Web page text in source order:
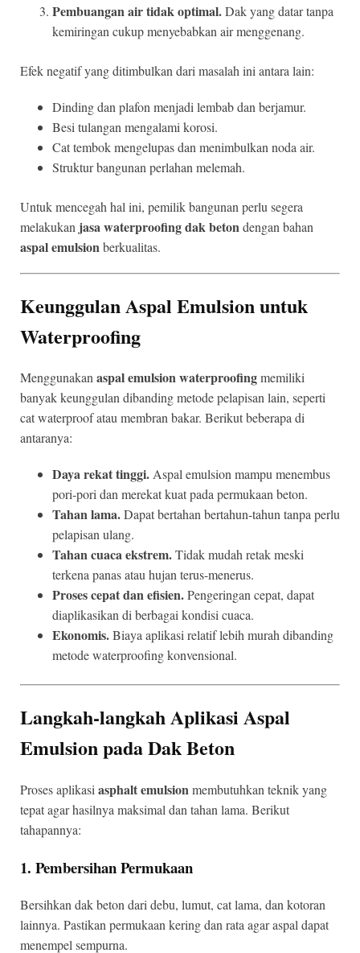
Pembuangan air tidak optimal.Dak yang datar tanpa
kemiringan cukup menyebabkan air menggenang.
Efek negatif yang ditimbulkan dari masalah ini antara lain:
Dinding dan plafon menjadi lembab dan berjamur.
Besi tulangan mengalami korosi.
Cat tembok mengelupas dan menimbulkan noda air.
Struktur bangunan perlahan melemah.
Untuk mencegah hal ini, pemilik bangunan perlu segera
melakukan jasa waterproofing dak betondengan bahan
aspal emulsionberkualitas.
Keunggulan Aspal Emulsion untuk
Waterproofing
Menggunakanaspal emulsion waterproofingmemiliki
banyak keunggulan dibanding metode pelapisan lain, seperti
cat waterproof atau membran bakar. Berikut beberapa di
antaranya:
Daya rekat tinggi.Aspal emulsion mampu menembus
pori-pori dan merekat kuat pada permukaan beton.
Tahan lama.Dapat bertahan bertahun-tahun tanpa perlu
pelapisan ulang.
Tahan cuaca ekstrem.Tidak mudah retak meski
terkena panas atau hujan terus-menerus.
Proses cepat dan efisien.Pengeringan cepat, dapat
diaplikasikan di berbagai kondisi cuaca.
Ekonomis.Biaya aplikasi relatif lebih murah dibanding
metode waterproofing konvensional.
Langkah-langkah Aplikasi Aspal
Emulsion pada Dak Beton
Proses aplikasiasphalt emulsionmembutuhkan teknik yang
tepat agar hasilnya maksimal dan tahan lama. Berikut
tahapannya:
1. Pembersihan Permukaan
Bersihkan dak beton dari debu, lumut, cat lama, dan kotoran
lainnya. Pastikan permukaan kering dan rata agar aspal dapat
menempel sempurna.